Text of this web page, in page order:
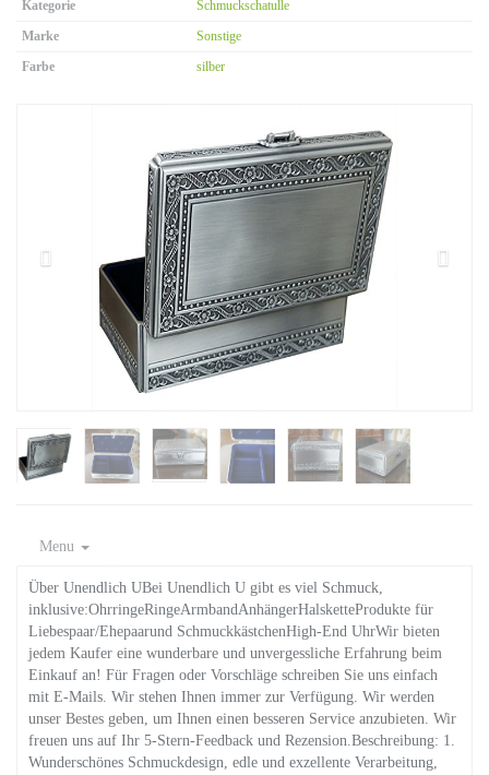
Kategorie
Schmuckschatulle
Marke
Sonstige
Farbe
silber
Menu
Über Unendlich UBei Unendlich U gibt es viel Schmuck,
inklusive:OhrringeRingeArmbandAnhängerHalsketteProdukte für
Liebespaar/Ehepaarund SchmuckkästchenHigh-End UhrWir bieten
jedem Kaufer eine wunderbare und unvergessliche Erfahrung beim
Einkauf an! Für Fragen oder Vorschläge schreiben Sie uns einfach
mit E-Mails. Wir stehen Ihnen immer zur Verfügung. Wir werden
unser Bestes geben, um Ihnen einen besseren Service anzubieten. Wir
freuen uns auf Ihr 5-Stern-Feedback und Rezension.Beschreibung: 1.
Wunderschönes Schmuckdesign, edle und exzellente Verarbeitung,